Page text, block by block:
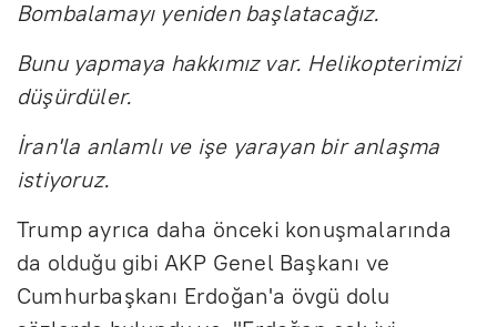
Bombalamayı yeniden başlatacağız.
Bunu yapmaya hakkımız var. Helikopterimizi
düşürdüler.
İran'la anlamlı ve işe yarayan bir anlaşma
istiyoruz.
Trump ayrıca daha önceki konuşmalarında
da olduğu gibi AKP Genel Başkanı ve
Cumhurbaşkanı Erdoğan'a övgü dolu